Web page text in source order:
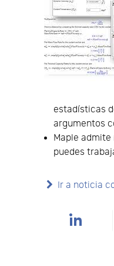
estadísticas
argumentos
Maple
puedes
Ir a noticia